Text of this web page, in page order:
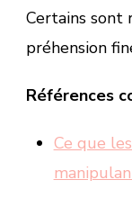
Certains sont
préhension
Références
Ce que